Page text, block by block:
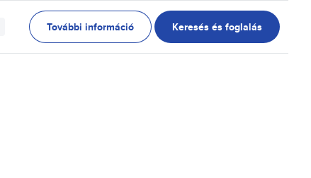
További információ Keresés és foglalás